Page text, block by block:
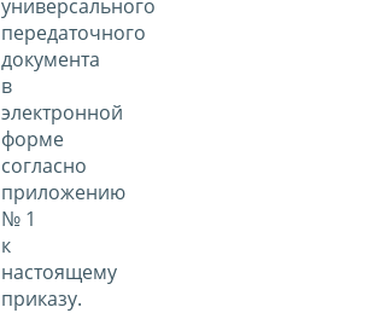
универсального
передаточного
документа
в
электронной
форме
согласно
приложению
№ 1
к
настоящему
приказу.